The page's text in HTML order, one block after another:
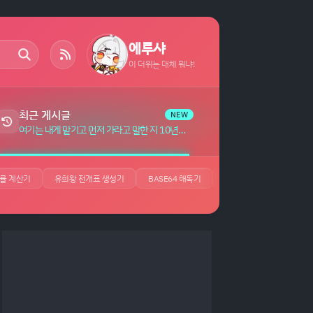
에루샤
이 더위는 대체 뭐냐!
최근 게시글 NEW
여기는 내게 맡기고 먼저 가라고 말한 지 10년이 지났더니 전설이 되어 있었다 자막 (6)
계산기 유희왕 전개표 생성기 BASE64 해독기